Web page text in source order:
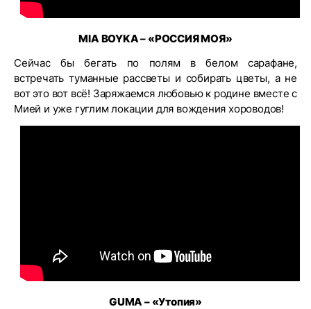
MIA BOYKA – «РОССИЯ МОЯ»
Сейчас бы бегать по полям в белом сарафане,
встречать туманные рассветы и собирать цветы, а не
вот это вот всё! Заряжаемся любовью к родине вместе с
Мией и уже гуглим локации для вождения хороводов!
GUMA – «Утопия»